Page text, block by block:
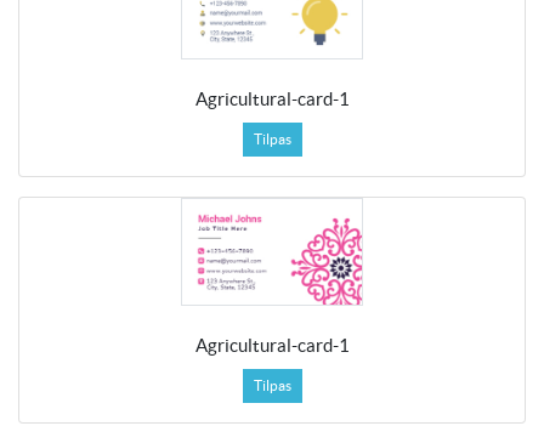
Agricultural-card-1
Tilpas
Agricultural-card-1
Tilpas